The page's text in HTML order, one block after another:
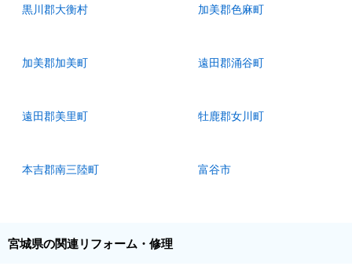
黒川郡大衡村 加美郡色麻町
加美郡加美町 遠田郡涌谷町
遠田郡美里町 牡鹿郡女川町
本吉郡南三陸町 富谷市
宮城県の関連リフォーム・修理